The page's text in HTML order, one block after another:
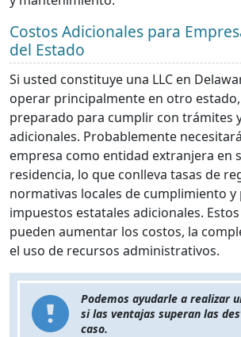
Costos Adicionales para
del Estado
Si usted constituye una LLC en
operar principalmente en otro
preparado para cumplir con trámites
adicionales. Probablemente
empresa como entidad extranjera en
residencia, lo que conlleva tasas de
normativas locales de cumplimiento y
impuestos estatales adicionales.
pueden aumentar los costos, la
el uso de recursos administrativos.
Podemos ayudarle a realizar
si las ventajas superan las
caso.